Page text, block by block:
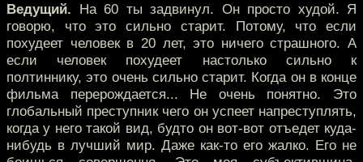
Ведущий. На 60 ты задвинул. Он просто худой. Я
говорю, что это сильно старит. Потому, что если
похудеет человек в 20 лет, это ничего страшного. А
если человек похудеет настолько сильно к
полтиннику, это очень сильно старит. Когда он в конце
фильма перерождается... Не очень понятно. Это
глобальный преступник чего он успеет напреступлять,
когда у него такой вид, будто он вот-вот отъедет куда-
нибудь в лучший мир. Даже как-то его жалко. Его не